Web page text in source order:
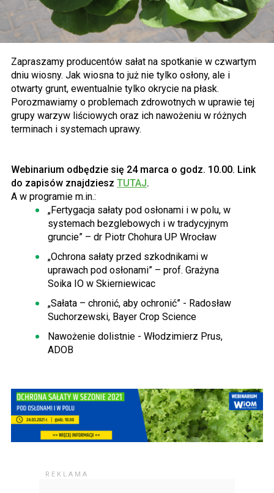
Zapraszamy producentów sałat na spotkanie w czwartym
dniu wiosny. Jak wiosna to już nie tylko osłony, ale i
otwarty grunt, ewentualnie tylko okrycie na płask.
Porozmawiamy o problemach zdrowotnych w uprawie tej
grupy warzyw liściowych oraz ich nawożeniu w różnych
terminach i systemach uprawy.
Webinarium odbędzie się 24 marca o godz. 10.00. Link
do zapisów znajdziesz TUTAJ.
A w programie m.in.:
„Fertygacja sałaty pod osłonami i w polu, w
systemach bezglebowych i w tradycyjnym
gruncie” – dr Piotr Chohura UP Wrocław
„Ochrona sałaty przed szkodnikami w
uprawach pod osłonami” – prof. Grażyna
Soika IO w Skierniewicac
„Sałata – chronić, aby ochronić” - Radosław
Suchorzewski, Bayer Crop Science
Nawożenie dolistnie - Włodzimierz Prus,
ADOB